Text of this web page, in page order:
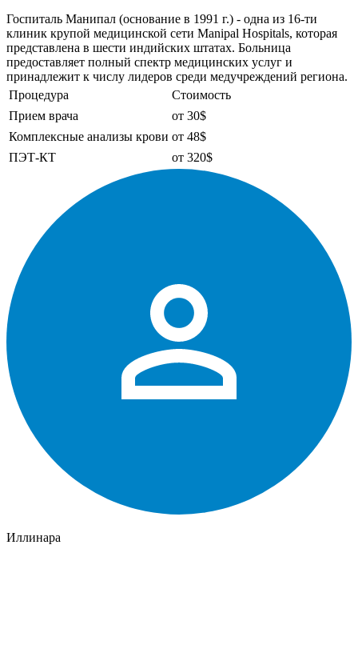
Госпиталь Манипал (основание в 1991 г.) - одна из 16-ти
клиник крупой медицинской сети Manipal Hospitals, которая
представлена в шести индийских штатах. Больница
предоставляет полный спектр медицинских услуг и
принадлежит к числу лидеров среди медучреждений региона.
Процедура
Стоимость
Прием врача
от 30$
Комплексные анализы крови от 48$
ПЭТ-КТ
от 320$
Иллинара